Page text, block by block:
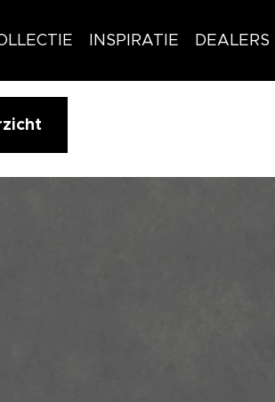
INSPIRATIE DEALERS